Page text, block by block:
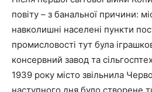
повіту – з банальної причини:
навколишні населені пункти
промисловості тут була
консервний завод та
1939 року місто звільнила